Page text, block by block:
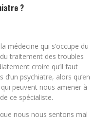
?
médecine qui s’occupe du
traitement des troubles
croire qu’il faut
psychiatre, alors qu’en
peuvent nous amener à
ce spécialiste.
nous nous sentons mal